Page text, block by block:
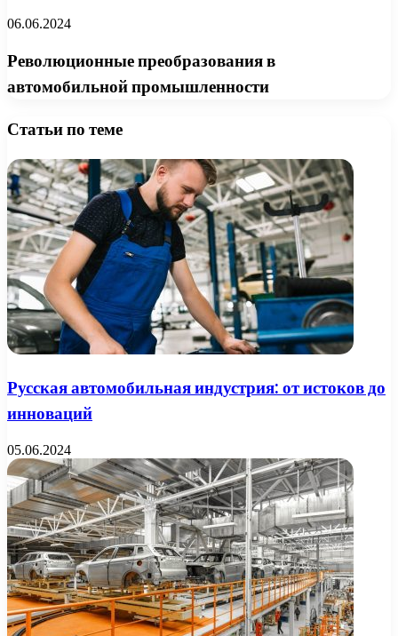
06.06.2024
Революционные преобразования в
автомобильной промышленности
Статьи по теме
Русская автомобильная индустрия: от истоков до
инноваций
05.06.2024